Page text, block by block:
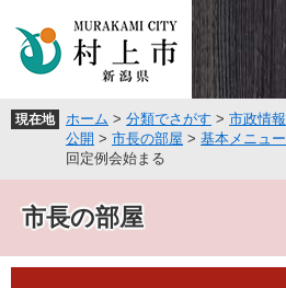
頭
飛
へ
現在地 ホーム > 分類でさがす > 市政情報
公開 > 市長の部屋 > 基本メニュー
回定例会始まる
市長の部屋